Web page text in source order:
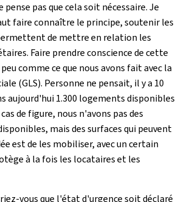
pense pas que cela soit nécessaire. Je
faire connaître le principe, soutenir les
de mettre en relation les
Faire prendre conscience de cette
comme ce que nous avons fait avec la
(GLS). Personne ne pensait, il y a 10
aujourd'hui 1.300 logements disponibles
de figure, nous n'avons pas des
mais des surfaces qui peuvent
est de les mobiliser, avec un certain
à la fois les locataires et les
vous que l'état d'urgence soit déclaré